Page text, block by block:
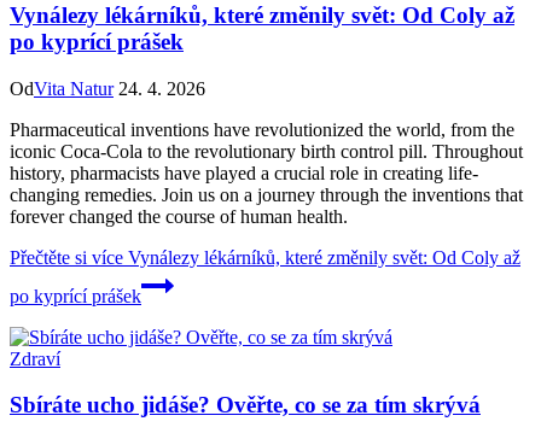
Vynálezy lékárníků, které změnily svět: Od Coly až
po kyprící prášek
OdVita Natur 24. 4. 2026
Pharmaceutical inventions have revolutionized the world, from the
iconic Coca-Cola to the revolutionary birth control pill. Throughout
history, pharmacists have played a crucial role in creating life-
changing remedies. Join us on a journey through the inventions that
forever changed the course of human health.
Přečtěte si více Vynálezy lékárníků, které změnily svět: Od Coly až
po kyprící prášek
Zdraví
Sbíráte ucho jidáše? Ověřte, co se za tím skrývá